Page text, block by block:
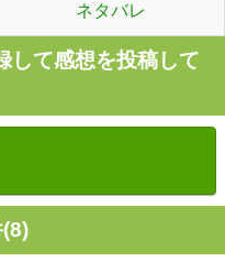
ネタバレ
して感想を投稿して